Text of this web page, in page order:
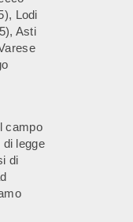
Lodi
Asti
campo
di legge
di